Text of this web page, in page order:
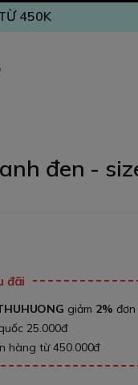
450K
đen -
đãi
giảm 2%
25.000đ
hàng từ 450.000đ